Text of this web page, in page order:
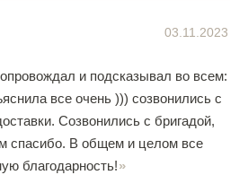
03.11.2023
и подсказывал во всем:
все очень ))) созвонились с
Созвонились с бригадой,
спасибо. В общем и целом все
благодарность!